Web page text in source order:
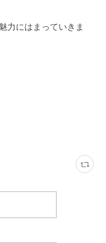
力にはまっていきま